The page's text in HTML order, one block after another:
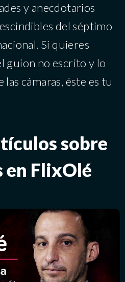
y anecdotarios
del séptimo
Si quieres
guion no escrito y lo
cámaras, éste es tu
sobre
en FlixOlé